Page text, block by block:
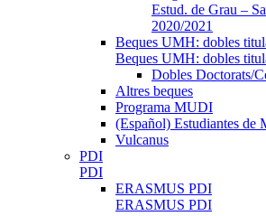
Estud. de Grau –
2020/2021
Beques UMH: dobles
Beques UMH: dobles
Dobles Doctorats/
Altres beques
Programa MUDI
(Español) Estudiantes de
Vulcanus
PDI
PDI
ERASMUS PDI
ERASMUS PDI